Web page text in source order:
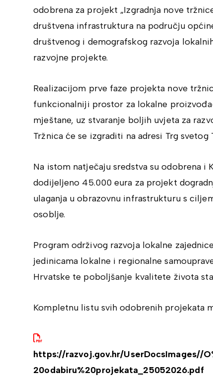
odobrena za projekt „Izgradnja nove
društvena infrastruktura na području
društvenog i demografskog razvoja
razvojne projekte.
Realizacijom prve faze projekta nove
funkcionalniji prostor za lokalne
mještane, uz stvaranje boljih uvjeta za
Tržnica će se izgraditi na adresi Trg svetog
Na istom natječaju sredstva su odobrena i
dodijeljeno 45.000 eura za projekt
ulaganja u obrazovnu infrastrukturu s
osoblje.
Program održivog razvoja lokalne
jedinicama lokalne i regionalne
Hrvatske te poboljšanje kvalitete života
Kompletnu listu svih odobrenih projekata
https://razvoj.gov.hr/UserDocsImages//
20odabiru%20projekata_25052026.pdf